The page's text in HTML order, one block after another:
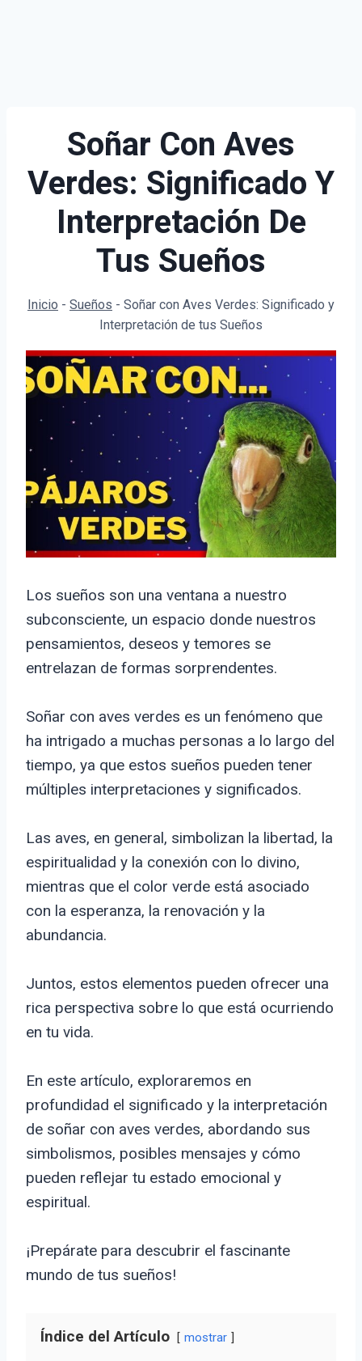
Soñar Con Aves
Verdes: Significado Y
Interpretación De
Tus Sueños
Inicio - Sueños - Soñar con Aves Verdes: Significado y
Interpretación de tus Sueños
Los sueños son una ventana a nuestro
subconsciente, un espacio donde nuestros
pensamientos, deseos y temores se
entrelazan de formas sorprendentes.
Soñar con aves verdes es un fenómeno que
ha intrigado a muchas personas a lo largo del
tiempo, ya que estos sueños pueden tener
múltiples interpretaciones y significados.
Las aves, en general, simbolizan la libertad, la
espiritualidad y la conexión con lo divino,
mientras que el color verde está asociado
con la esperanza, la renovación y la
abundancia.
Juntos, estos elementos pueden ofrecer una
rica perspectiva sobre lo que está ocurriendo
en tu vida.
En este artículo, exploraremos en
profundidad el significado y la interpretación
de soñar con aves verdes, abordando sus
simbolismos, posibles mensajes y cómo
pueden reflejar tu estado emocional y
espiritual.
¡Prepárate para descubrir el fascinante
mundo de tus sueños!
Índice del Artículo mostrar